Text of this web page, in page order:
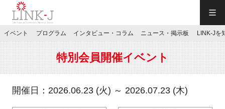
JP／EN
イベント プログラム インタビュー・コラム ニュース・掲示板 LINK-Jを
特別会員開催イベント
開催日：2026.06.23 (火) ～ 2026.07.23 (木)